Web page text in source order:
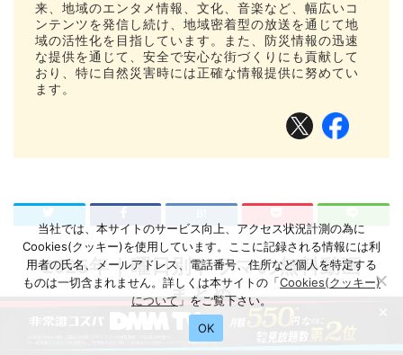
来、地域のエンタメ情報、文化、音楽など、幅広いコ
ンテンツを発信し続け、地域密着型の放送を通じて地
域の活性化を目指しています。また、防災情報の迅速
な提供を通じて、安全で安心な街づくりにも貢献して
おり、特に自然災害時には正確な情報提供に努めてい
ます。
2025年｜曜日別ドラマの無料動画
まとめ
横にスクロールできます
当社では、本サイトのサービス向上、アクセス状況計測の為に
Cookies(クッキー)を使用しています。ここに記録される情報には利
用者の氏名、メールアドレス、電話番号、住所など個人を特定する
ものは一切含まれません。詳しくは本サイトの「Cookies(クッキー)
について 」をご覧下さい。
OK